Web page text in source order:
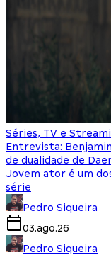
Séries, TV e
Entrevista:
de dualidade de
Jovem ator é um
série
Pedro Siqueira
03.ago.26
Pedro Siqueira